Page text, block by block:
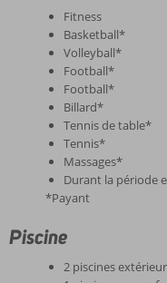
Fitness
Basketball*
Volleyball*
Football*
Football*
Billard*
Tennis de table*
Tennis*
Massages*
Durant la période
*Payant
Piscine
2 piscines